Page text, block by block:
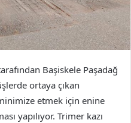
Başiskele Paşadağ
ortaya çıkan
etmek için enine
yapılıyor. Trimer kazı